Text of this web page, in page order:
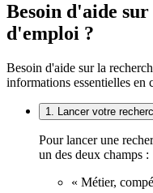
Besoin d'aide
d'emploi ?
Besoin d'aide sur la
informations essentielles en
1. Lancer votre
Pour lancer une
un des deux champs :
« Métier,